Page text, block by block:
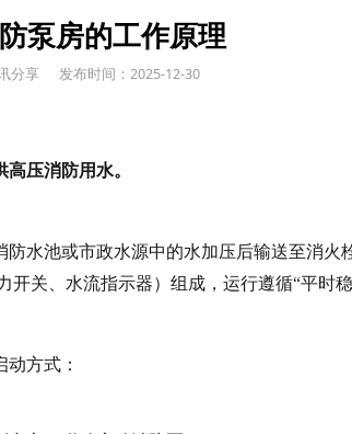
泵房的工作原理
分享 发布时间：2025-12-30
压消防用水。
水池或市政水源中的水加压后输送至消
关、水流指示器）组成，运行遵循“平时
方式：